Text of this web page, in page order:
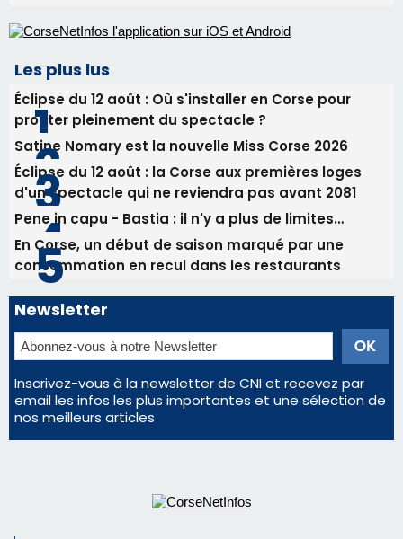
Les plus lus
Éclipse du 12 août : Où s'installer en Corse pour
profiter pleinement du spectacle ?
Satine Nomary est la nouvelle Miss Corse 2026
Éclipse du 12 août : la Corse aux premières loges
d'un spectacle qui ne reviendra pas avant 2081
Pene in capu - Bastia : il n'y a plus de limites…
En Corse, un début de saison marqué par une
consommation en recul dans les restaurants
Newsletter
Inscrivez-vous à la newsletter de CNI et recevez par
email les infos les plus importantes et une sélection de
nos meilleurs articles